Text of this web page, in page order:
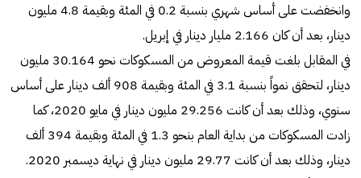
وانخفضت على أساس شهري بنسبة 0.2 في المئة وبقيمة 4.8 مليون
دينار، بعد أن كان 2.166 مليار دينار في إبريل.
في المقابل بلغت قيمة المعروض من المسكوكات نحو 30.164 مليون
دينار، لتحقق نمواً بنسبة 3.1 في المئة وبقيمة 908 ألف دينار على أساس
سنوي، وذلك بعد أن كانت 29.256 مليون دينار في مايو 2020، كما
زادت المسكوكات من بداية العام بنحو 1.3 في المئة وبقيمة 394 ألف
دينار، وذلك بعد أن كانت 29.77 مليون دينار في نهاية ديسمبر 2020.